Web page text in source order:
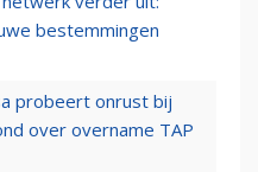
bestemmingen
probeert onrust bij
over overname TAP